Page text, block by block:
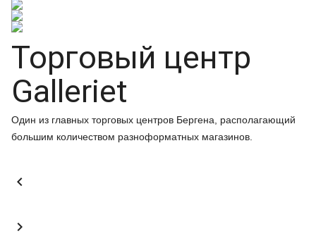
Торговый центр
Galleriet
Один из главных торговых центров Бергена, располагающий
большим количеством разноформатных магазинов.

